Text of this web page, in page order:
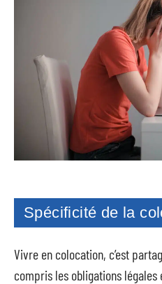
Spécificité de la
Vivre en colocation, c’est
compris les obligations